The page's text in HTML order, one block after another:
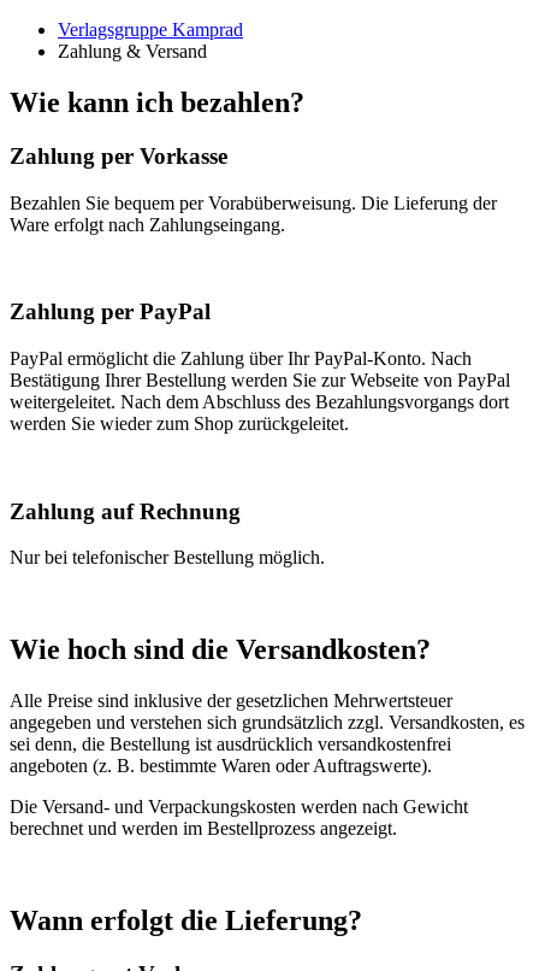
Verlagsgruppe Kamprad
Zahlung & Versand
Wie kann ich bezahlen?
Zahlung per Vorkasse
Bezahlen Sie bequem per Vorabüberweisung. Die Lieferung der
Ware erfolgt nach Zahlungseingang.
Zahlung per PayPal
PayPal ermöglicht die Zahlung über Ihr PayPal-Konto. Nach
Bestätigung Ihrer Bestellung werden Sie zur Webseite von PayPal
weitergeleitet. Nach dem Abschluss des Bezahlungsvorgangs dort
werden Sie wieder zum Shop zurückgeleitet.
Zahlung auf Rechnung
Nur bei telefonischer Bestellung möglich.
Wie hoch sind die Versandkosten?
Alle Preise sind inklusive der gesetzlichen Mehrwertsteuer
angegeben und verstehen sich grundsätzlich zzgl. Versandkosten, es
sei denn, die Bestellung ist ausdrücklich versandkostenfrei
angeboten (z. B. bestimmte Waren oder Auftragswerte).
Die Versand- und Verpackungskosten werden nach Gewicht
berechnet und werden im Bestellprozess angezeigt.
Wann erfolgt die Lieferung?